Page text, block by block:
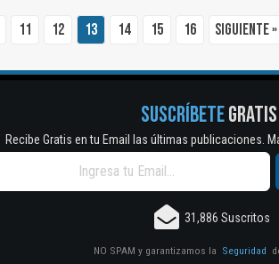
11 12 13 14 15 16 Siguiente »
SUSCRÍBETEGRATIS
Recibe Gratis en tu Email las últimas publicaciones.
31,886 Suscritos
NO SPAM y garantizamos la Seguridad